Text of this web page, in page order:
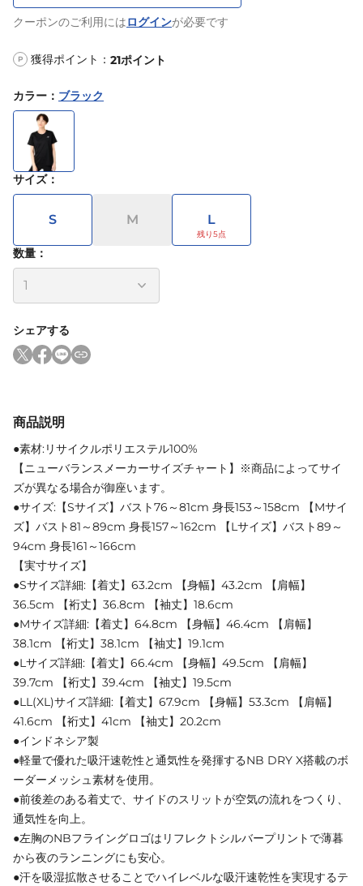
クーポンのご利用にはログインが必要です
P 獲得ポイント： 21ポイント
カラー ： ブラック
サイズ：
S M L
数量：
シェアする
商品説明
●素材:リサイクルポリエステル100%
【ニューバランスメーカーサイズチャート】※商品によってサイ
ズが異なる場合が御座います。
●サイズ:【Sサイズ】バスト76～81cm 身長153～158cm 【Mサイ
ズ】バスト81～89cm 身長157～162cm 【Lサイズ】バスト89～
94cm 身長161～166cm
【実寸サイズ】
●Sサイズ詳細:【着丈】63.2cm 【身幅】43.2cm 【肩幅】
36.5cm 【裄丈】36.8cm 【袖丈】18.6cm
●Mサイズ詳細:【着丈】64.8cm 【身幅】46.4cm 【肩幅】
38.1cm 【裄丈】38.1cm 【袖丈】19.1cm
●Lサイズ詳細:【着丈】66.4cm 【身幅】49.5cm 【肩幅】
39.7cm 【裄丈】39.4cm 【袖丈】19.5cm
●LL(XL)サイズ詳細:【着丈】67.9cm 【身幅】53.3cm 【肩幅】
41.6cm 【裄丈】41cm 【袖丈】20.2cm
●インドネシア製
●軽量で優れた吸汗速乾性と通気性を発揮するNB DRY X搭載のボ
ーダーメッシュ素材を使用。
●前後差のある着丈で、サイドのスリットが空気の流れをつくり、
通気性を向上。
●左胸のNBフライングロゴはリフレクトシルバープリントで薄暮
から夜のランニングにも安心。
●汗を吸湿拡散させることでハイレベルな吸汗速乾性を実現するテ